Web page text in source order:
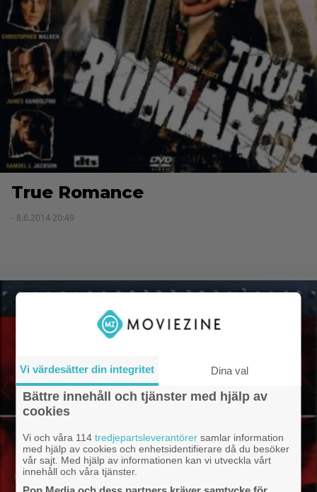
True Romance
- 8.6.2014 20:49
Vi värdesätter din integritet Dina val
Bättre innehåll och tjänster med hjälp av
cookies
Vi och våra 114tredjepartsleverantörer samlar information
med hjälp av cookies och enhetsidentifierare då du besöker
vår sajt. Med hjälp av informationen kan vi utveckla vårt
innehåll och våra tjänster.